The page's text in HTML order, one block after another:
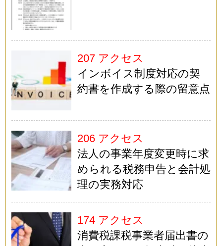
207 アクセス
インボイス制度対応の契
約書を作成する際の留意点
206 アクセス
法人の事業年度変更時に求
められる税務申告と会計処
理の実務対応
174 アクセス
消費税課税事業者届出書の